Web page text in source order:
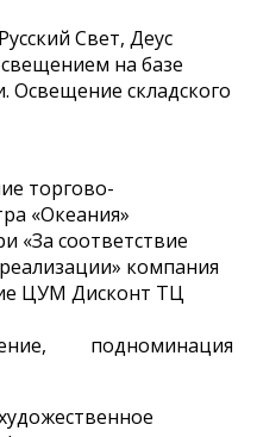
Свет, Деус
на базе
Освещение складского
торгово-
«Океания»
«За соответствие
компания
ЦУМ Дисконт ТЦ
подноминация